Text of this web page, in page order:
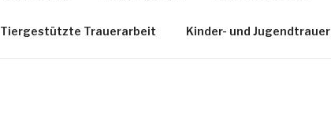
Tiergestützte Trauerarbeit Kinder- und Jugendtrauer